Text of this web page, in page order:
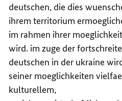
deutschen, die dies
ihrem territorium
im rahmen ihrer
wird. im zuge der
deutschen in der ukraine
seiner moeglichkeiten
kulturellem,